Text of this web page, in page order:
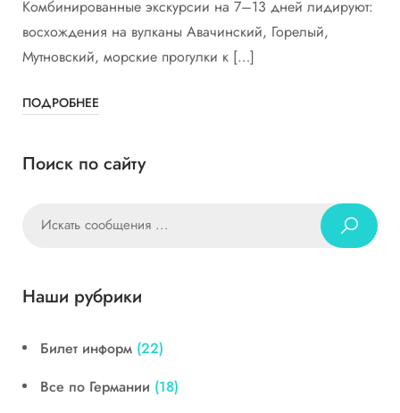
Комбинированные экскурсии на 7–13 дней лидируют:
восхождения на вулканы Авачинский, Горелый,
Мутновский, морские прогулки к […]
ПОДРОБНЕЕ
Поиск по сайту
Наши рубрики
Билет информ (22)
Все по Германии (18)